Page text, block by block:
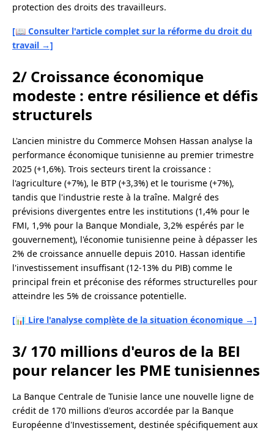
protection des droits des travailleurs.
[📖 Consulter l'article complet sur la réforme du droit du
travail →]
2/ Croissance économique
modeste : entre résilience et défis
structurels
L'ancien ministre du Commerce Mohsen Hassan analyse la
performance économique tunisienne au premier trimestre
2025 (+1,6%). Trois secteurs tirent la croissance :
l'agriculture (+7%), le BTP (+3,3%) et le tourisme (+7%),
tandis que l'industrie reste à la traîne. Malgré des
prévisions divergentes entre les institutions (1,4% pour le
FMI, 1,9% pour la Banque Mondiale, 3,2% espérés par le
gouvernement), l'économie tunisienne peine à dépasser les
2% de croissance annuelle depuis 2010. Hassan identifie
l'investissement insuffisant (12-13% du PIB) comme le
principal frein et préconise des réformes structurelles pour
atteindre les 5% de croissance potentielle.
[📊 Lire l'analyse complète de la situation économique →]
3/ 170 millions d'euros de la BEI
pour relancer les PME tunisiennes
La Banque Centrale de Tunisie lance une nouvelle ligne de
crédit de 170 millions d'euros accordée par la Banque
Européenne d'Investissement, destinée spécifiquement aux